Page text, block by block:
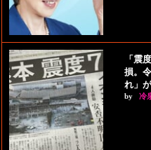
「震
損。
れ」
by 冷